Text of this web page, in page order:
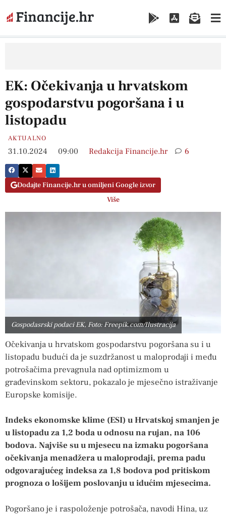
EK: Očekivanja u hrvatskom
gospodarstvu pogoršana i u
listopadu
AKTUALNO
31.10.2024 09:00 Redakcija Financije.hr 6
Dodajte Financije.hr u omiljeni Google izvor
Više
Gospodasrski podaci EK, Foto: Freepik.com/Ilustracija
Očekivanja u hrvatskom gospodarstvu pogoršana su i u
listopadu budući da je suzdržanost u maloprodaji i među
potrošačima prevagnula nad optimizmom u
građevinskom sektoru, pokazalo je mjesečno istraživanje
Europske komisije.
Indeks ekonomske klime (ESI) u Hrvatskoj smanjen je
u listopadu za 1,2 boda u odnosu na rujan, na 106
bodova. Najviše su u mjesecu na izmaku pogoršana
očekivanja menadžera u maloprodaji, prema padu
odgovarajućeg indeksa za 1,8 bodova pod pritiskom
prognoza o lošijem poslovanju u idućim mjesecima.
Pogoršano je i raspoloženje potrošača, navodi Hina, uz